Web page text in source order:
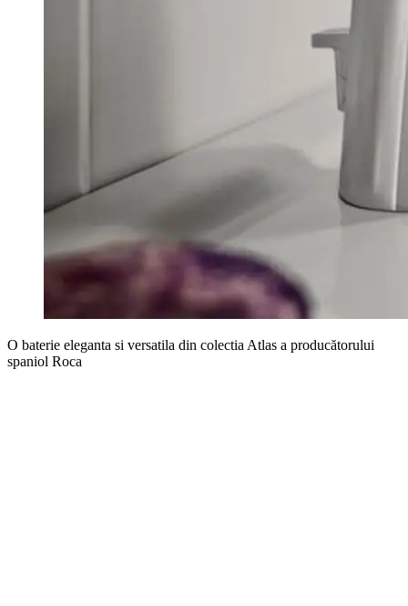
O baterie eleganta si versatila din colectia Atlas a producătorului
spaniol Roca